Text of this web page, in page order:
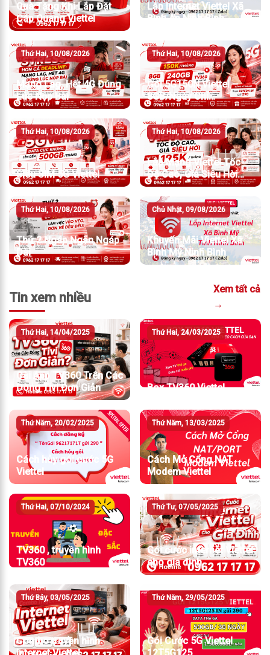
Quà Tặng Khi Lắp Đặt
Cáp Quang Viettel
Lắp Internet Viettel Xã
Bình An Ninh Bình
Thứ Hai, 10/08/2026
Mạng Lag, Hết 4G Đúng
Lúc Nộp Bài
Thứ Hai, 10/08/2026
Gói 5G150N Viettel –
8GB/Ngày Chỉ
150K/Tháng
Thứ Hai, 10/08/2026
Siêu SIM 5G Viettel
Thứ Hai, 10/08/2026
Lắp Mạng Viettel Tốc
Độ Cao, Giá Siêu Hời
Chỉ Từ 195K/Tháng
Thứ Hai, 10/08/2026
Thứ 2 Ngáp Ngắn Ngáp
Dài
Chủ Nhật, 09/08/2026
Khuyến Mãi Viettel Xã
Bình Mỹ Ninh Bình
Tin xem nhiều
Xem tất cả
→
Thứ Hai, 14/04/2025
Cài App TV360 Trên Các
Dòng Tivi Đơn Giản
Thứ Hai, 24/03/2025
Box TV360 Viettel
Thứ Năm, 20/02/2025
Cách hủy gói cước 5G
Viettel
Thứ Năm, 13/03/2025
Cách Mở Cổng NAT
Modem Viettel
Thứ Hai, 07/10/2024
TV360 , truyền hình
TV360
Thứ Tư, 07/05/2025
Gói cước internet Viettel
cho gia đình
Thứ Bảy, 03/05/2025
Combo truyền hình
Thứ Năm, 29/05/2025
Gói Cước 5G Viettel